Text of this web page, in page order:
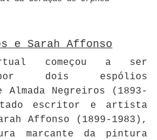
e Sarah Affonso
começou a ser
dois espólios
Negreiros (1893-
escritor e artista
Affonso (1899-1983),
marcante da pintura